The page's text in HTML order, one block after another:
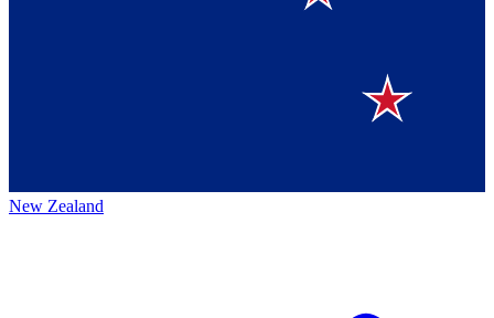
New Zealand